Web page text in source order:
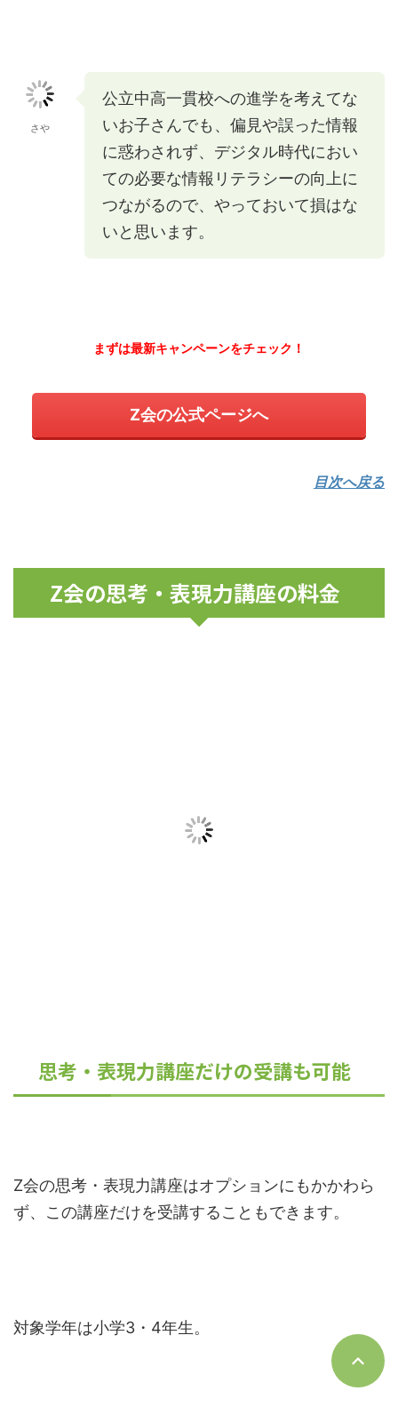
さや
公立中高一貫校への進学を考えてな
いお子さんでも、偏見や誤った情報
に惑わされず、デジタル時代におい
ての必要な情報リテラシーの向上に
つながるので、やっておいて損はな
いと思います。
まずは最新キャンペーンをチェック！
Z会の公式ページへ
目次へ戻る
Z会の思考・表現力講座の料金
思考・表現力講座だけの受講も可能
Z会の思考・表現力講座はオプションにもかかわら
ず、この講座だけを受講することもできます。
対象学年は小学3・4年生。